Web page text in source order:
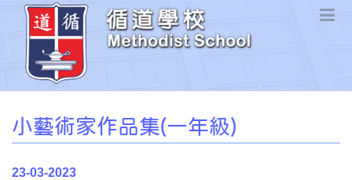
小藝術家作品集(一年級)
23-03-2023